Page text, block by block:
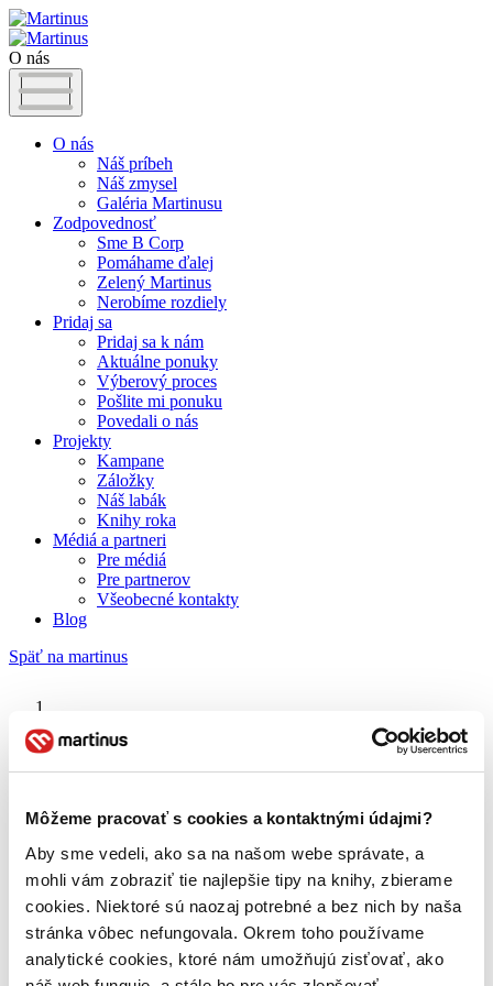
Môžeme pracovať s cookies a kontaktnými údajmi?
Aby sme vedeli, ako sa na našom webe správate, a
mohli vám zobraziť tie najlepšie tipy na knihy, zbierame
cookies. Niektoré sú naozaj potrebné a bez nich by naša
stránka vôbec nefungovala. Okrem toho používame
analytické cookies, ktoré nám umožňujú zisťovať, ako
O nás
O nás
Náš príbeh
Náš zmysel
Galéria Martinusu
Zodpovednosť
Sme B Corp
Pomáhame ďalej
Zelený Martinus
Nerobíme rozdiely
Pridaj sa
Pridaj sa k nám
Aktuálne ponuky
Výberový proces
Pošlite mi ponuku
Povedali o nás
Projekty
Kampane
Záložky
Náš labák
Knihy roka
Médiá a partneri
Pre médiá
Pre partnerov
Všeobecné kontakty
Blog
Späť na martinus
Khaled Hosseini
O nás
Náš príbeh
Galéria Martinusu
Zodpovednosť
Sme B Corp